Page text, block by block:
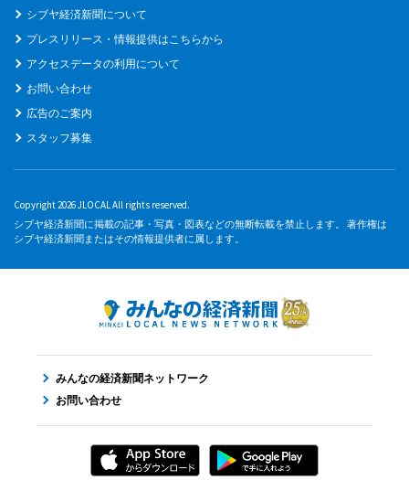
シブヤ経済新聞について
プレスリリース・情報提供はこちらから
アクセスデータの利用について
お問い合わせ
広告のご案内
スタッフ募集
Copyright 2026 JLOCAL All rights reserved.
シブヤ経済新聞に掲載の記事・写真・図表などの無断転載を禁止します。 著作権は
シブヤ経済新聞またはその情報提供者に属します。
みんなの経済新聞ネットワーク
お問い合わせ